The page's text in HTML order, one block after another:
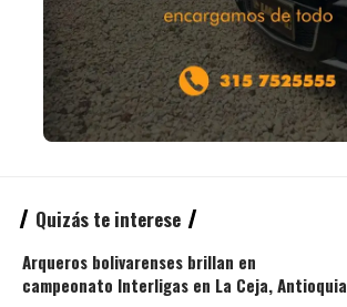
Quizás te interese
Arqueros bolivarenses brillan en
campeonato Interligas en La Ceja, Antioquia